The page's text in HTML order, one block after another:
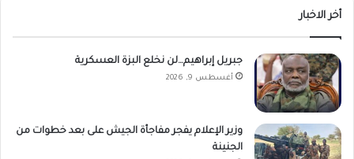
أخر الاخبار
جبريل إبراهيم…لن نخلع البزة العسكرية
أغسطس 9, 2026
وزير الإعلام يفجر مفاجأة الجيش على بعد خطوات من
الجنينة